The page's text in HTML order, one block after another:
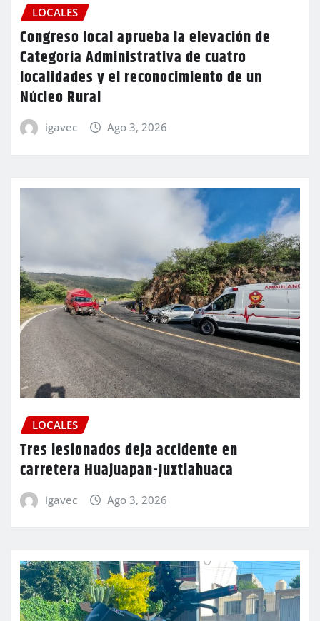
LOCALES
Congreso local aprueba la elevación de
Categoría Administrativa de cuatro
localidades y el reconocimiento de un
Núcleo Rural
igavec Ago 3, 2026
LOCALES
Tres lesionados deja accidente en
carretera Huajuapan-Juxtlahuaca
igavec Ago 3, 2026